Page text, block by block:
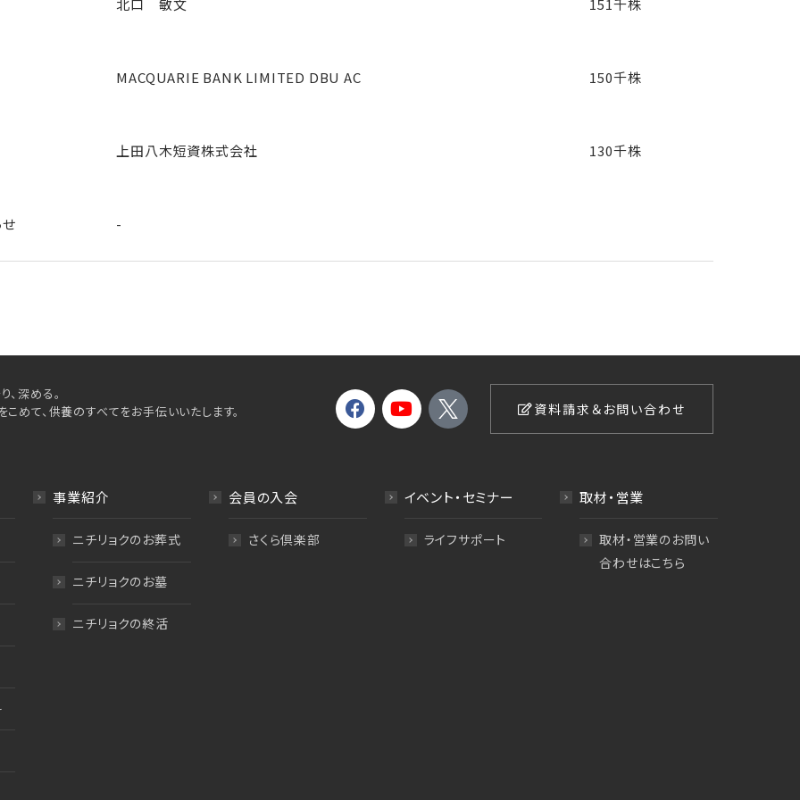
北口 敏文 151千株
MACQUARIE BANK LIMITED DBU AC 150千株
上田八木短資株式会社 130千株
-
、深める。
こめて、供養のすべてをお手伝いいたします。
資料請求＆お問い合わせ
事業紹介
ニチリョクのお葬式
ニチリョクのお墓
ニチリョクの終活
会員の入会
さくら倶楽部
イベント・セミナー
ライフサポート
取材・営業
取材・営業のお問い
合わせはこちら